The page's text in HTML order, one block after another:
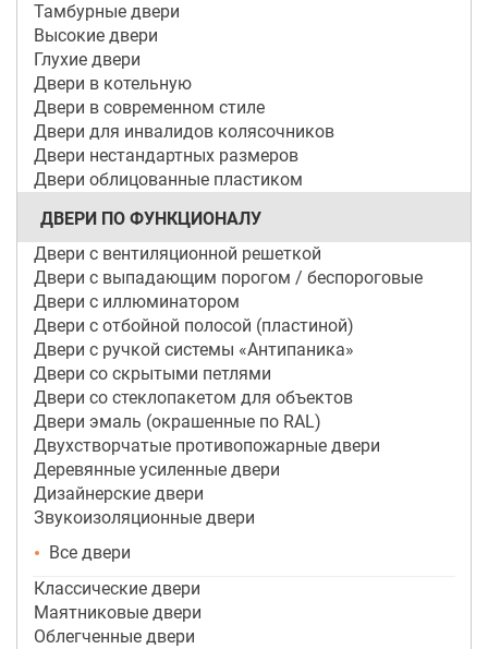
Тамбурные двери
Высокие двери
Глухие двери
Двери в котельную
Двери в современном стиле
Двери для инвалидов колясочников
Двери нестандартных размеров
Двери облицованные пластиком
ДВЕРИ ПО ФУНКЦИОНАЛУ
Двери с вентиляционной решеткой
Двери с выпадающим порогом / беспороговые
Двери с иллюминатором
Двери с отбойной полосой (пластиной)
Двери с ручкой системы «Антипаника»
Двери со скрытыми петлями
Двери со стеклопакетом для объектов
Двери эмаль (окрашенные по RAL)
Двухстворчатые противопожарные двери
Деревянные усиленные двери
Дизайнерские двери
Звукоизоляционные двери
Все двери
Классические двери
Маятниковые двери
Облегченные двери